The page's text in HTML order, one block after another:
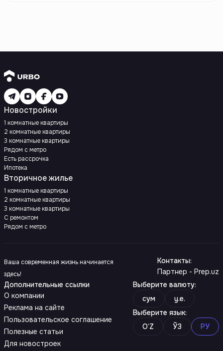
Новостройки
1 комнатные квартиры
2 комнатные квартиры
3 комнатные квартиры
Рядом с метро
Есть рассрочка
Ипотека
Вторичное жилье
1 комнатные квартиры
2 комнатные квартиры
3 комнатные квартиры
С ремонтом
Рядом с метро
Ваша современная жизнь начинается
здесь!
Контакты:
Партнер - Prep.uz
Дополнительные ссылки
О компании
Реклама на сайте
Пользовательское соглашение
Полезные статьи
Для новостроек
Выберите валюту:
сум
y.e.
Выберите язык:
O‘Z
ЎЗ РУ